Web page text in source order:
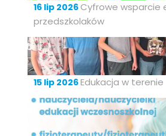
16 lip 2026 Cyfrowe wsparcie
przedszkolaków
15 lip 2026Edukacja w terenie